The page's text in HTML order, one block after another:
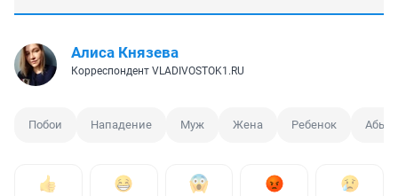
Алиса Князева
Корреспондент VLADIVOSTOK1.RU
Побои Нападение Муж Жена Ребенок